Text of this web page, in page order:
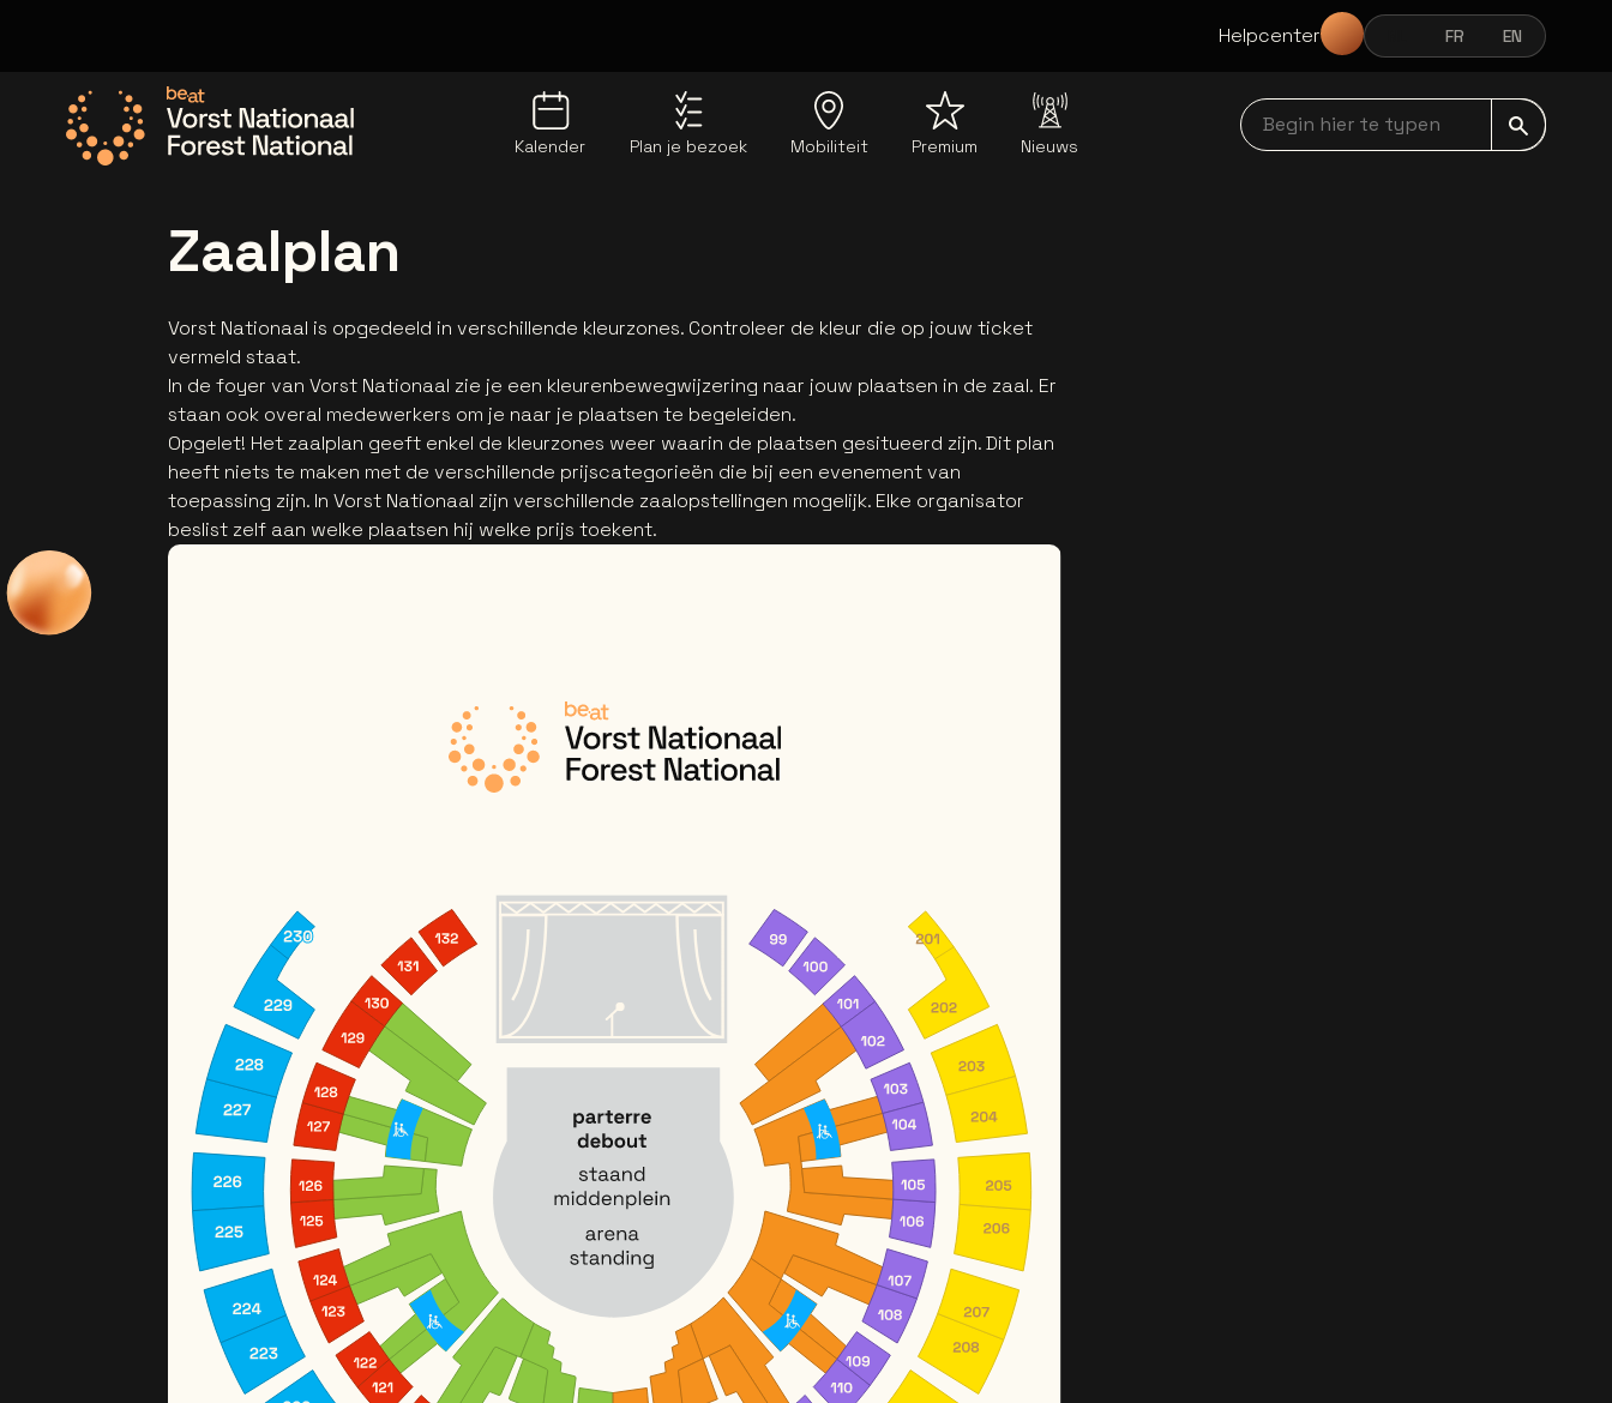
Helpcenter NEDERLANDSFRANÇAIS
FR ENGLISH
EN
Kalender Plan je bezoek Mobiliteit Premium Nieuws
Begin hier te typen navbar
Zaalplan
Vorst Nationaal is opgedeeld in verschillende kleurzones. Controleer de kleur die op jouw ticket
vermeld staat.
In de foyer van Vorst Nationaal zie je een kleurenbewegwijzering naar jouw plaatsen in de zaal. Er
staan ook overal medewerkers om je naar je plaatsen te begeleiden.
Opgelet! Het zaalplan geeft enkel de kleurzones weer waarin de plaatsen gesitueerd zijn. Dit plan
heeft niets te maken met de verschillende prijscategorieën die bij een evenement van
toepassing zijn. In Vorst Nationaal zijn verschillende zaalopstellingen mogelijk. Elke organisator
beslist zelf aan welke plaatsen hij welke prijs toekent.